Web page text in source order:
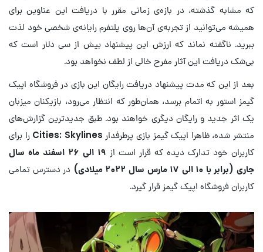
که مشابه گذشته، در بازه‌ی زمانی مقرر با دریافت این عناوین برای
همیشه می‌توانید از تجربه‌ی آن‌ها روی پلتفرم رایانه‌ی شخصی خود لذت
ببرید. ناگفته نماند که ارزش این پیشنهاد بیش از سی دلار است که
بی‌شک دریافت این آثار مفرح خالی از لطف نخواهد بود.
بعد از این که مدت پیشنهاد دریافت رایگان این بازی در فروشگاه اپیک
گیمز استور به اتمام برسد، همان‌طور که انتظار می‌رود، بازیکنان میزبان
یک اثر جدید و رایگان دیگری خواهند بود. طبق جدیدترین گزارش‌های
منتشر شده، ظاهرا اپیک گیمز بازی پرطرفدار
را برای
کاربران خود تدارک دیده که قرار است از
۱۹ الی ۲۶ اسفند ماه سال
جاری (برابر با ۱۰ الی ۱۷ مارس سال ۲۰۲۲ میلادی)
در دسترس تمامی
کاربران فروشگاه اپیک گیمز قرار گیرد.